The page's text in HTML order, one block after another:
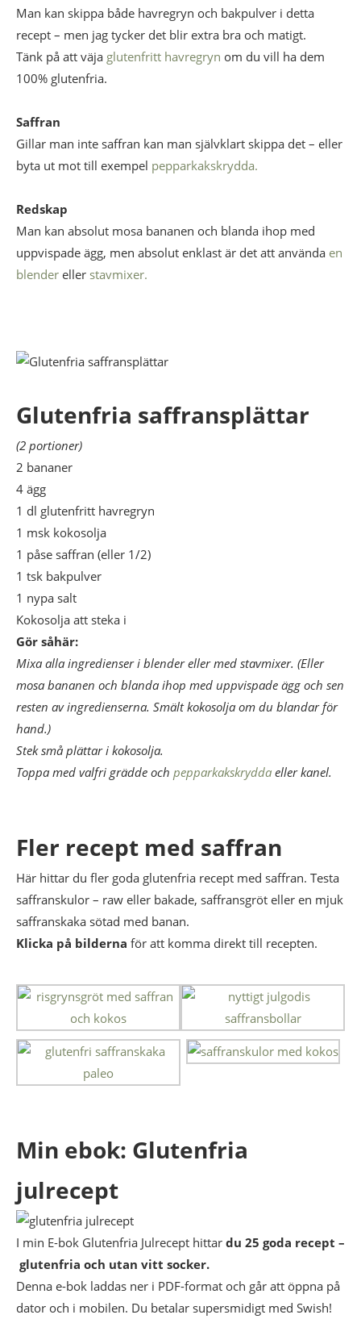
Man kan skippa både havregryn och bakpulver i detta
recept – men jag tycker det blir extra bra och matigt.
Tänk på att väja glutenfritt havregryn om du vill ha dem
100% glutenfria.
Saffran
Gillar man inte saffran kan man självklart skippa det – eller
byta ut mot till exempel pepparkakskrydda.
Redskap
Man kan absolut mosa bananen och blanda ihop med
uppvispade ägg, men absolut enklast är det att använda en
blender eller stavmixer.
Glutenfria saffransplättar
(2 portioner)
2 bananer
4 ägg
1 dl glutenfritt havregryn
1 msk kokosolja
1 påse saffran (eller 1/2)
1 tsk bakpulver
1 nypa salt
Kokosolja att steka i
Gör såhär:
Mixa alla ingredienser i blender eller med stavmixer. (Eller
mosa bananen och blanda ihop med uppvispade ägg och sen
resten av ingredienserna. Smält kokosolja om du blandar för
hand.)
Stek små plättar i kokosolja.
Toppa med valfri grädde och pepparkakskrydda eller kanel.
Fler recept med saffran
Här hittar du fler goda glutenfria recept med saffran. Testa
saffranskulor – raw eller bakade, saffransgröt eller en mjuk
saffranskaka sötad med banan.
Klicka på bilderna för att komma direkt till recepten.
Min ebok: Glutenfria
julrecept
I min E-bok Glutenfria Julrecept hittar du 25 goda recept –
glutenfria och utan vitt socker.
Denna e-bok laddas ner i PDF-format och går att öppna på
dator och i mobilen. Du betalar supersmidigt med Swish!